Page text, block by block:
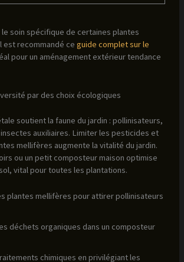
soin spécifique de certaines plantes
est recommandé ce guide complet sur le
pour un aménagement extérieur tendance
par des choix écologiques
soutient la faune du jardin : pollinisateurs,
auxiliaires. Limiter les pesticides et
mellifères augmente la vitalité du jardin.
ou un petit composteur maison optimise
vital pour toutes les plantations.
plantes mellifères pour attirer pollinisateurs
déchets organiques dans un composteur
chimiques en privilégiant les